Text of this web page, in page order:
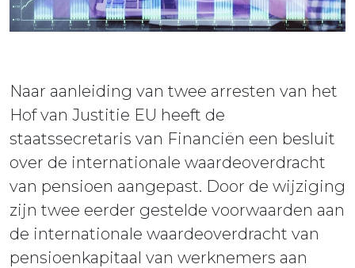
Naar aanleiding van twee arresten van het
Hof van Justitie EU heeft de
staatssecretaris van Financiën een besluit
over de internationale waardeoverdracht
van pensioen aangepast. Door de wijziging
zijn twee eerder gestelde voorwaarden aan
de internationale waardeoverdracht van
pensioenkapitaal van werknemers aan